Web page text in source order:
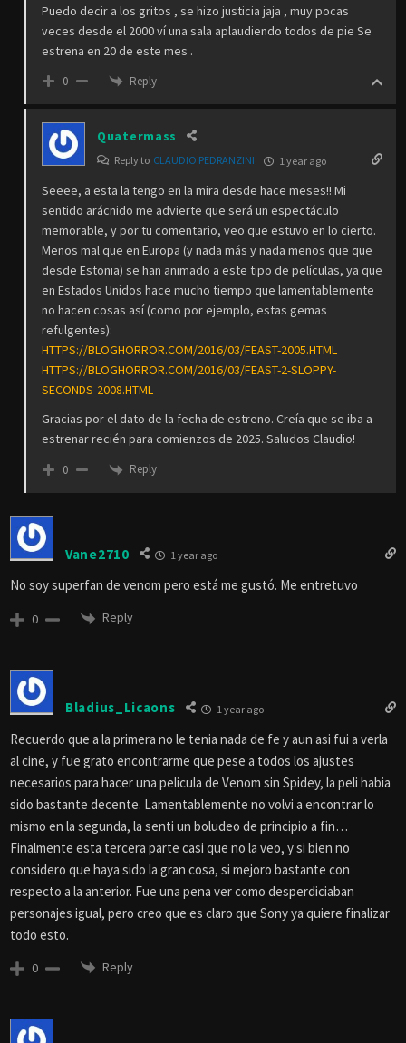
Puedo decir a los gritos , se hizo justicia jaja , muy pocas
veces desde el 2000 ví una sala aplaudiendo todos de pie Se
estrena en 20 de este mes .
0 Reply
Quatermass
Reply to CLAUDIO PEDRANZINI 1 year ago
Seeee, a esta la tengo en la mira desde hace meses!! Mi
sentido arácnido me advierte que será un espectáculo
memorable, y por tu comentario, veo que estuvo en lo cierto.
Menos mal que en Europa (y nada más y nada menos que que
desde Estonia) se han animado a este tipo de películas, ya que
en Estados Unidos hace mucho tiempo que lamentablemente
no hacen cosas así (como por ejemplo, estas gemas
refulgentes):
HTTPS://BLOGHORROR.COM/2016/03/FEAST-2005.HTML
HTTPS://BLOGHORROR.COM/2016/03/FEAST-2-SLOPPY-
SECONDS-2008.HTML
Gracias por el dato de la fecha de estreno. Creía que se iba a
estrenar recién para comienzos de 2025. Saludos Claudio!
0 Reply
Vane2710 1 year ago
No soy superfan de venom pero está me gustó. Me entretuvo
0 Reply
Bladius_Licaons 1 year ago
Recuerdo que a la primera no le tenia nada de fe y aun asi fui a verla
al cine, y fue grato encontrarme que pese a todos los ajustes
necesarios para hacer una pelicula de Venom sin Spidey, la peli habia
sido bastante decente. Lamentablemente no volvi a encontrar lo
mismo en la segunda, la senti un boludeo de principio a fin…
Finalmente esta tercera parte casi que no la veo, y si bien no
considero que haya sido la gran cosa, si mejoro bastante con
respecto a la anterior. Fue una pena ver como desperdiciaban
personajes igual, pero creo que es claro que Sony ya quiere finalizar
todo esto.
0 Reply